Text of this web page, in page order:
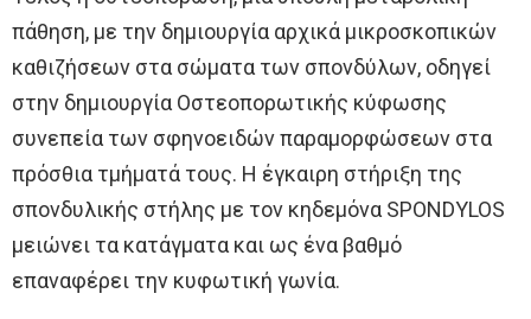
πάθηση, με την δημιουργία αρχικά μικροσκοπικών
καθιζήσεων στα σώματα των σπονδύλων, οδηγεί
στην δημιουργία Οστεοπορωτικής κύφωσης
συνεπεία των σφηνοειδών παραμορφώσεων στα
πρόσθια τμήματά τους. Η έγκαιρη στήριξη της
σπονδυλικής στήλης με τον κηδεμόνα SPONDYLOS
μειώνει τα κατάγματα και ως ένα βαθμό
επαναφέρει την κυφωτική γωνία.